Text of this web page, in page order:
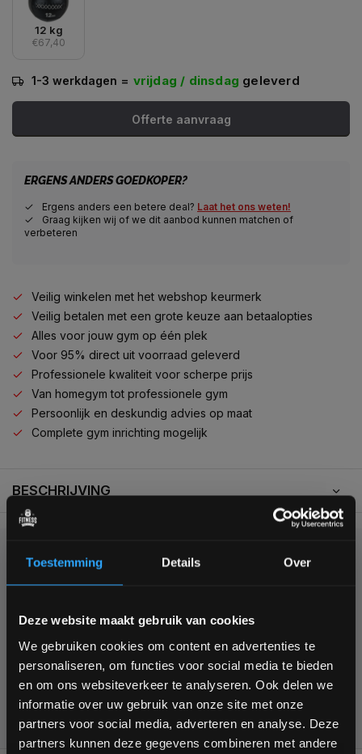
Toestemming Details Over
Deze website maakt gebruik van cookies
We gebruiken cookies om content en advertenties te
personaliseren, om functies voor social media te bieden
en om ons websiteverkeer te analyseren. Ook delen we
informatie over uw gebruik van onze site met onze
partners voor social media, adverteren en analyse. Deze
partners kunnen deze gegevens combineren met andere
12 kg
€67,40
1-3 werkdagen = vrijdag / dinsdag geleverd
Offerte aanvraag
ERGENS ANDERS GOEDKOPER?
Ergens anders een betere deal? Laat het ons weten!
Graag kijken wij of we dit aanbod kunnen matchen of
verbeteren
Veilig winkelen met het webshop keurmerk
Veilig betalen met een grote keuze aan betaalopties
Alles voor jouw gym op één plek
Voor 95% direct uit voorraad geleverd
Professionele kwaliteit voor scherpe prijs
Van homegym tot professionele gym
Persoonlijk en deskundig advies op maat
Complete gym inrichting mogelijk
BESCHRIJVING
KUNNEN WE HELPEN?
355 customers give us a 4,7/5 at
Bam! 5% korting op je volgende
Schrijf je in voor onze nieuwsbrief om op de hoogte te
blijven over onze nieuwe producten, deals en meer
interessante info. Ontvang 5% korting op je eerstvolgende
aankoop! 😀